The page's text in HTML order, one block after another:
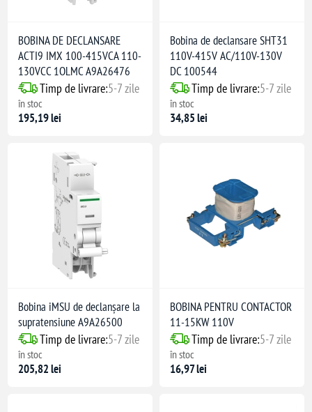
BOBINA DE DECLANSARE
ACTI9 IMX 100-415VCA 110-
130VCC 1OLMC A9A26476
Timp de livrare:5-7 zile
în stoc
195,19 lei
Bobina de declansare SHT31
110V-415V AC/110V-130V
DC 100544
Timp de livrare:5-7 zile
în stoc
34,85 lei
Bobina iMSU de declanșare la
supratensiune A9A26500
Timp de livrare:5-7 zile
în stoc
205,82 lei
BOBINA PENTRU CONTACTOR
11-15KW 110V
Timp de livrare:5-7 zile
în stoc
16,97 lei